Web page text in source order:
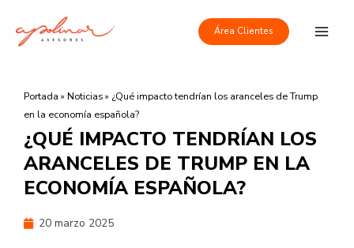
contenido
Área Clientes
Portada » Noticias» ¿Qué impacto tendrían los aranceles de Trump
en la economía española?
¿QUÉ IMPACTO TENDRÍAN LOS
ARANCELES DE TRUMP EN LA
ECONOMÍA ESPAÑOLA?
20 marzo 2025